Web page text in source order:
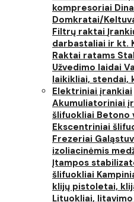
kompresoriai
Domkratai/
Filtrų raktai
darbastaliai ir kt.
Raktai ratams
Užvedimo laidai
laikikliai, stendai,
Elektriniai įrankiai
Akumuliatoriniai
šlifuokliai Betono
Ekscentriniai
Frezeriai
izoliacinėmis
Įtampos
šlifuokliai
klijų pistoletai,
Lituokliai,